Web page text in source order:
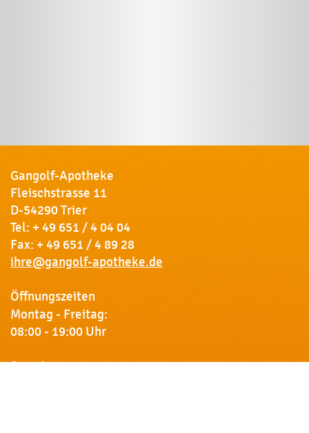
Gangolf-Apotheke
Fleischstrasse 11
D-54290 Trier
Tel: + 49 651 / 4 04 04
Fax: + 49 651 / 4 89 28
ihre@gangolf-apotheke.de
Öffnungszeiten
Montag - Freitag:
08:00 - 19:00 Uhr
Samstag: